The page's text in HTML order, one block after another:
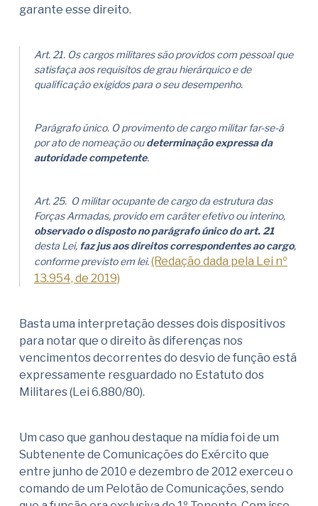
garante esse direito.
Art. 21. Os cargos militares são providos com pessoal que
satisfaça aos requisitos de grau hierárquico e de
qualificação exigidos para o seu desempenho.
Parágrafo único. O provimento de cargo militar far-se-á
por ato de nomeação oudeterminação expressa da
autoridade competente.
Art. 25. O militar ocupante de cargo da estrutura das
Forças Armadas, provido em caráter efetivo ou interino,
observado o disposto no parágrafo único do art. 21
desta Lei, faz jus aos direitos correspondentes ao cargo,
conforme previsto em lei.(Redação dada pela Lei nº
13.954, de 2019)
Basta uma interpretação desses dois dispositivos
para notar que o direito às diferenças nos
vencimentos decorrentes do desvio de função está
expressamente resguardado no Estatuto dos
Militares (Lei 6.880/80).
Um caso que ganhou destaque na mídia foi de um
Subtenente de Comunicações do Exército que
entre junho de 2010 e dezembro de 2012 exerceu o
comando de um Pelotão de Comunicações, sendo